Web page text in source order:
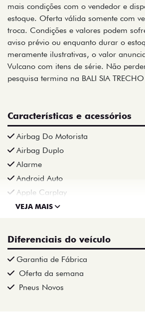
mais condições com o vendedor e
estoque. Oferta válida somente com
troca. Condições e valores podem
aviso prévio ou enquanto durar o
meramente ilustrativas, o valor
Vulcano com itens de série. Não
pesquisa termina na BALI SIA
Características e acessórios
Airbag Do Motorista
Airbag Duplo
Alarme
Android Auto
Apple Carplay
VEJA MAIS
Diferenciais do veículo
Garantia de Fábrica
Oferta da semana
Pneus Novos